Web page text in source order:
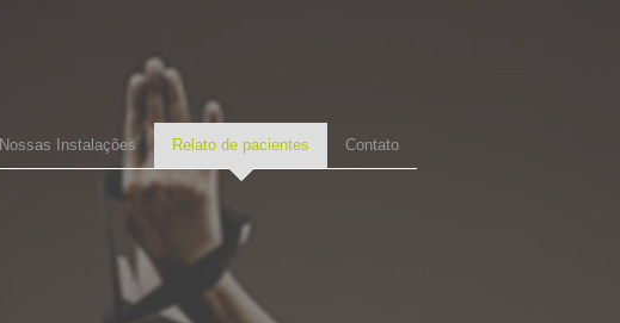
Nossas Instalações Relato de pacientes Contato